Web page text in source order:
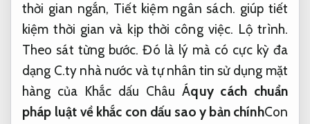
thời gian ngắn, Tiết kiệm ngân sách. giúp tiết
kiệm thời gian và kịp thời công việc. Lộ trình.
Theo sát từng bước. Đó là lý mà có cực kỳ đa
dạng C.ty nhà nước và tự nhân tin sử dụng mặt
hàng của Khắc dấu Châu Áquy cách chuẩn
pháp luật về khắc con dấu sao y bản chínhCon